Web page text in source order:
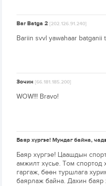
Bar Batga 2[202.126.91.240]
Bariin svvl yawahaar
Зочин[66.181.185.200]
WOW!!! Bravo!
Баяр хүргэе! Мундаг байна,
Баяр хүргэе! Цаашдын
амжилт хүсье. Том спортод
гаргаж, бөөн туршлага
баярлаж байна. Дахин баяр